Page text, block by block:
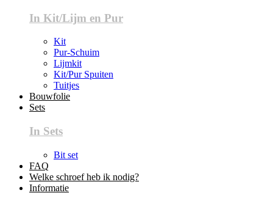
In Kit/Lijm en Pur
Kit
Pur-Schuim
Lijmkit
Kit/Pur Spuiten
Tuitjes
Bouwfolie
Sets
In Sets
Bit set
FAQ
Welke schroef heb ik nodig?
Informatie